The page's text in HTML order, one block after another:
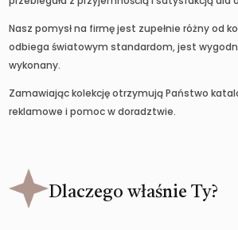
Nasz pomysł na firmę jest zupełnie różny od
odbiega światowym standardom, jest
wykonany.
Zamawiając kolekcję otrzymują Państwo
reklamowe i pomoc w doradztwie.
Dlaczego właśnie Ty?